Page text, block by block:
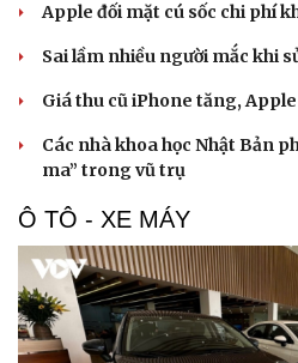
Apple đối mặt cú sốc chi phí
Sai lầm nhiều người mắc khi
Giá thu cũ iPhone tăng,
Các nhà khoa học Nhật Bản
ma” trong vũ trụ
Ô TÔ - XE MÁY